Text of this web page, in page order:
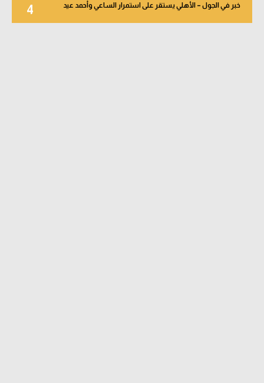
4 خبر في الجول – الأهلي يستقر على استمرار الساعي وأحمد عيد